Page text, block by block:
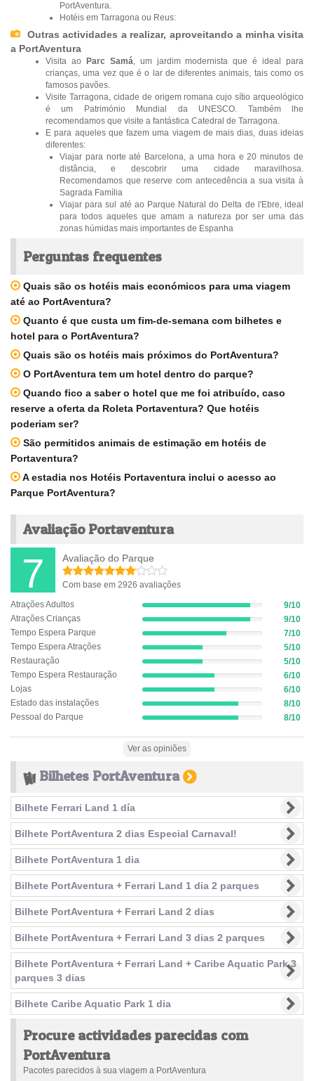
PortAventura.
Hotéis em Tarragona ou Reus:
Outras actividades a realizar, aproveitando a minha visita
a PortAventura
Visita ao Parc Samá, um jardim modernista que é ideal para
crianças, uma vez que é o lar de diferentes animais, tais como os
famosos pavões.
Visite Tarragona, cidade de origem romana cujo sítio arqueológico
é um Património Mundial da UNESCO. Também lhe
recomendamos que visite a fantástica Catedral de Tarragona.
E para aqueles que fazem uma viagem de mais dias, duas ideias
diferentes:
Viajar para norte até Barcelona, a uma hora e 20 minutos de
distância, e descobrir uma cidade maravilhosa.
Recomendamos que reserve com antecedência a sua visita à
Sagrada Família
Viajar para sul até ao Parque Natural do Delta de l'Ebre, ideal
para todos aqueles que amam a natureza por ser uma das
zonas húmidas mais importantes de Espanha
Perguntas frequentes
Quais são os hotéis mais económicos para uma viagem
até ao PortAventura?
Quanto é que custa um fim-de-semana com bilhetes e
hotel para o PortAventura?
Quais são os hotéis mais próximos do PortAventura?
O PortAventura tem um hotel dentro do parque?
Quando fico a saber o hotel que me foi atribuído, caso
reserve a oferta da Roleta Portaventura? Que hotéis
poderiam ser?
São permitidos animais de estimação em hotéis de
Portaventura?
A estadia nos Hotéis Portaventura inclui o acesso ao
Parque PortAventura?
Avaliação Portaventura
7 Avaliação do Parque
Com base em 2926 avaliações
Atrações Adultos
9%
Complete
(success)
9/10
Atrações Crianças
9%
Complete
(success)
9/10
Tempo Espera Parque
7%
Complete
(success)
7/10
Tempo Espera Atrações
5%
Complete
(success)
5/10
Restauração
5%
Complete
(success)
5/10
Tempo Espera Restauração
6%
Complete
(success)
6/10
Lojas
6%
Complete
(success)
6/10
Estado das instalações
8%
Complete
8/10
Pessoal do Parque
8%
8/10
Ver as opiniões
Bilhetes PortAventura
Bilhete Ferrari Land 1 día
Bilhete PortAventura 2 dias Especial Carnaval!
Bilhete PortAventura 1 dia
Bilhete PortAventura + Ferrari Land 1 dia 2 parques
Bilhete PortAventura + Ferrari Land 2 dias
Bilhete PortAventura + Ferrari Land 3 dias 2 parques
Bilhete PortAventura + Ferrari Land + Caribe Aquatic Park 3
parques 3 dias
Bilhete Caribe Aquatic Park 1 dia
Procure actividades parecidas com
PortAventura
Pacotes parecidos à sua viagem a PortAventura